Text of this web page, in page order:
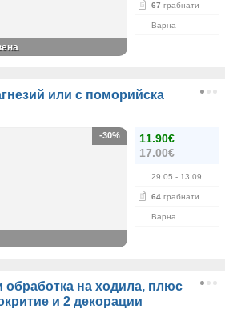
67 грабнати
Варна
или с поморийска
11.90€
17.00€
29.05 - 13.09
64 грабнати
Варна
-30%
обработка на ходила, плюс
и 2 декорации